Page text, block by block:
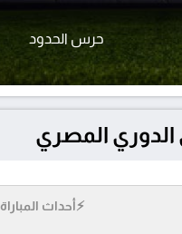
حرس الحدود
⚡أحداث المباراة